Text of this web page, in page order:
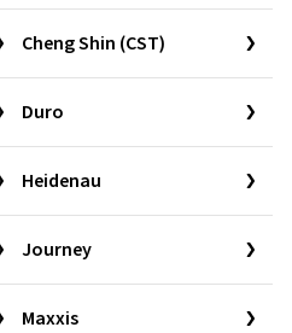
Cheng Shin (CST)
Duro
Heidenau
Journey
Maxxis